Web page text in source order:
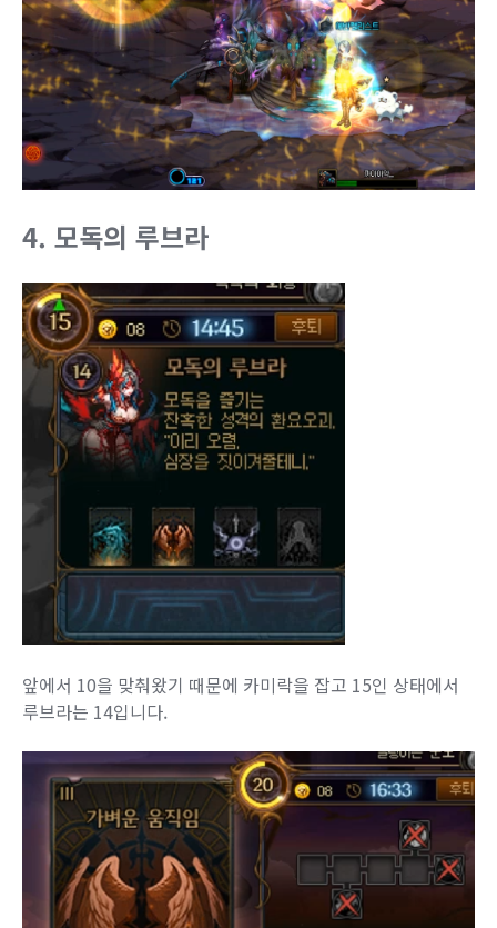
4. 모독의 루브라
앞에서 10을 맞춰왔기 때문에 카미락을 잡고 15인 상태에서
루브라는 14입니다.